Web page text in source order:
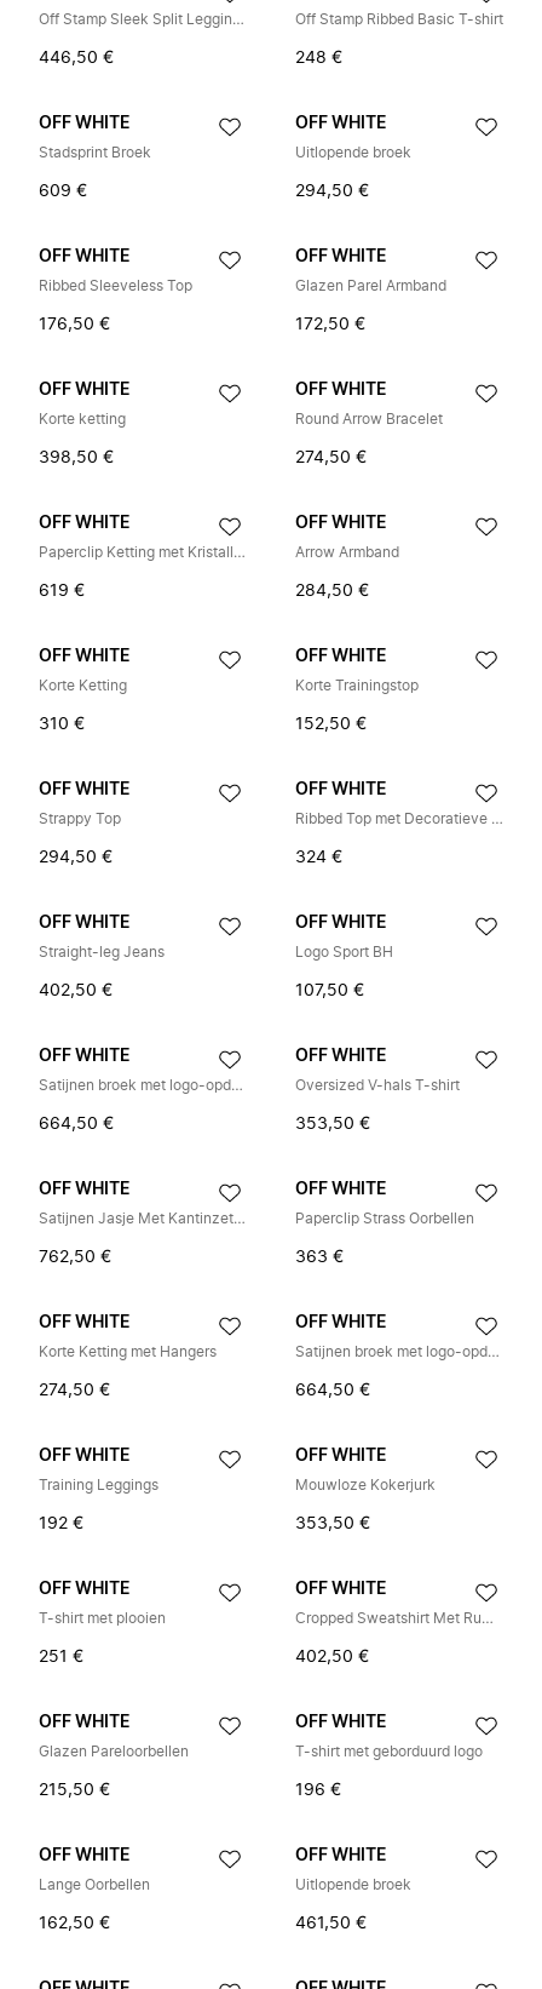
Off Stamp Sleek Split Leggings
446,50 €
Off Stamp Ribbed Basic T-shirt
248 €
OFF WHITE
Stadsprint Broek
609 €
OFF WHITE
Uitlopende broek
294,50 €
OFF WHITE
Ribbed Sleeveless Top
176,50 €
OFF WHITE
Glazen Parel Armband
172,50 €
OFF WHITE
Korte ketting
398,50 €
OFF WHITE
Round Arrow Bracelet
274,50 €
OFF WHITE
Paperclip Ketting met Kristallen
619 €
OFF WHITE
Arrow Armband
284,50 €
OFF WHITE
Korte Ketting
310 €
OFF WHITE
Korte Trainingstop
152,50 €
OFF WHITE
Strappy Top
294,50 €
OFF WHITE
Ribbed Top met Decoratieve Uitsnijdingen
324 €
OFF WHITE
Straight-leg Jeans
402,50 €
OFF WHITE
Logo Sport BH
107,50 €
OFF WHITE
Satijnen broek met logo-opdruk
664,50 €
OFF WHITE
Oversized V-hals T-shirt
353,50 €
OFF WHITE
Satijnen Jasje Met Kantinzettingen
762,50 €
OFF WHITE
Paperclip Strass Oorbellen
363 €
OFF WHITE
Korte Ketting met Hangers
274,50 €
OFF WHITE
Satijnen broek met logo-opdruk
664,50 €
OFF WHITE
Training Leggings
192 €
OFF WHITE
Mouwloze Kokerjurk
353,50 €
OFF WHITE
T-shirt met plooien
251 €
OFF WHITE
Cropped Sweatshirt Met Ruwe Afwerking
402,50 €
OFF WHITE
Glazen Pareloorbellen
215,50 €
OFF WHITE
T-shirt met geborduurd logo
196 €
OFF WHITE
Lange Oorbellen
162,50 €
OFF WHITE
Uitlopende broek
461,50 €